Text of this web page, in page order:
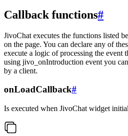
Callback functions#
JivoChat executes the functions listed
on the page. You can declare any of
execute a logic of processing the event
using jivo_onIntroduction event you
by a client.
onLoadCallback#
Is executed when JivoChat widget